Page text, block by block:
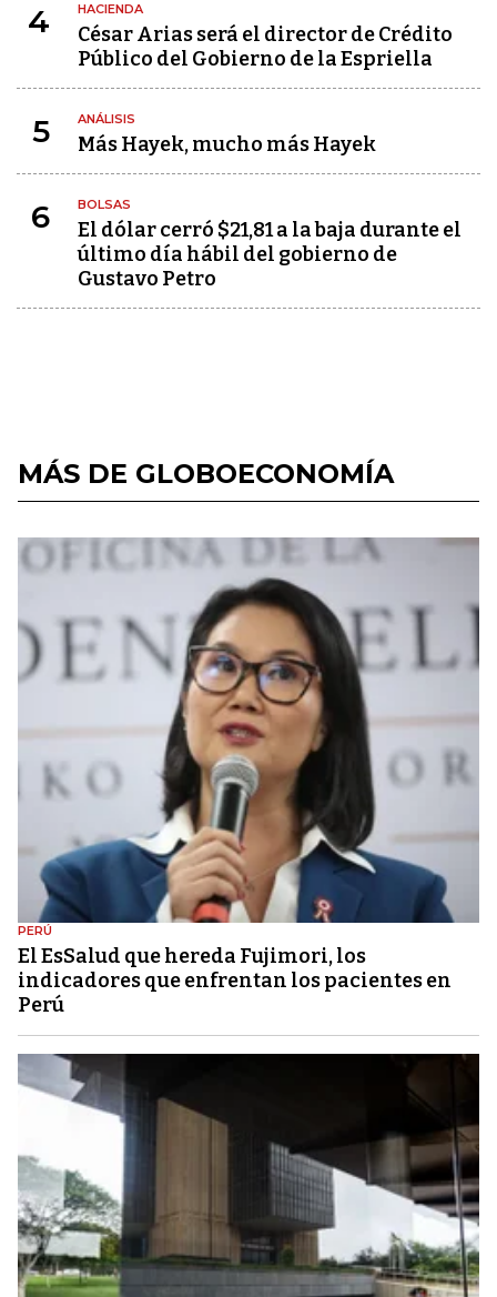
4 HACIENDA
César Arias será el director de Crédito
Público del Gobierno de la Espriella
5 ANÁLISIS
Más Hayek, mucho más Hayek
6 BOLSAS
El dólar cerró $21,81 a la baja durante el
último día hábil del gobierno de
Gustavo Petro
MÁS DE GLOBOECONOMÍA
PERÚ
El EsSalud que hereda Fujimori, los
indicadores que enfrentan los pacientes en
Perú